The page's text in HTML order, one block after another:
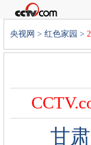
央视网 > 红色家园 >
甘肃新